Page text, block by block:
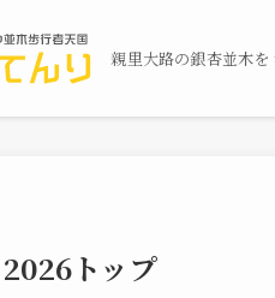
親里大路の銀杏並木
2026トップ